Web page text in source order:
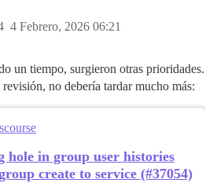
4 Febrero, 2026 06:21
un tiempo, surgieron otras prioridades.
no debería tardar mucho más:
hole in group user histories
create to service (#37054)